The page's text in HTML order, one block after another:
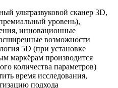
ультразвуковой сканер 3D,
уровень),
инновационные
возможности
5D (при установке
маркёрам производится
количества параметров)
время исследования,
подхода